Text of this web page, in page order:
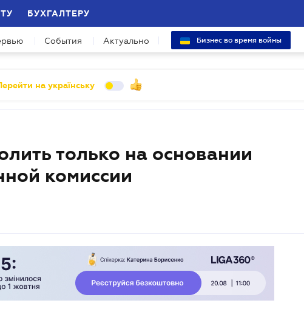
БУХГАЛТЕРУ
События Актуально Бизнес во время войны
на українську
только на основании
комиссии